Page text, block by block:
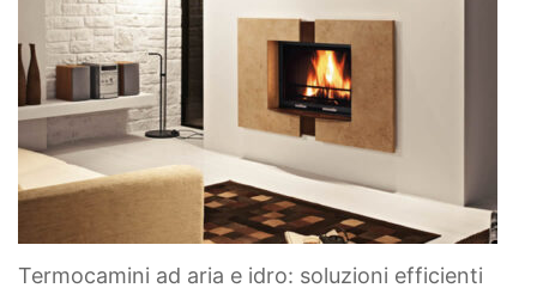
Termocamini ad aria e idro: soluzioni efficienti